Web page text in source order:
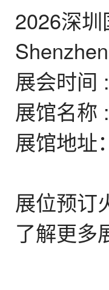
2026深
展会时间
展馆名称
展馆地址
展位预订
了解更多